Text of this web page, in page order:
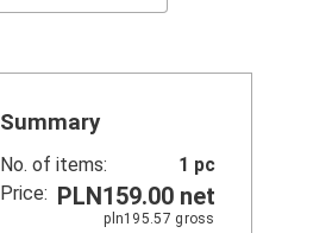
Summary
No. of items: 1 pc
Price: PLN159.00net
pln195.57 gross